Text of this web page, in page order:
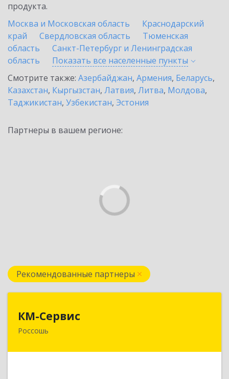
продукта.
Москва и Московская область
Краснодарский
край
Свердловская область
Тюменская
область
Санкт-Петербург и Ленинградская
область
Показать все населенные пункты
Смотрите также: Азербайджан, Армения, Беларусь,
Казахстан, Кыргызстан, Латвия, Литва, Молдова,
Таджикистан, Узбекистан, Эстония
Партнеры в вашем регионе:
Рекомендованные партнеры
КМ-Сервис
Россошь
396650, Воронежская обл, Россошанский р-н,